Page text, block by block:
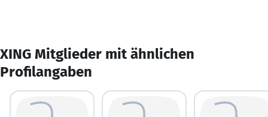
XING Mitglieder mit ähnlichen
Profilangaben